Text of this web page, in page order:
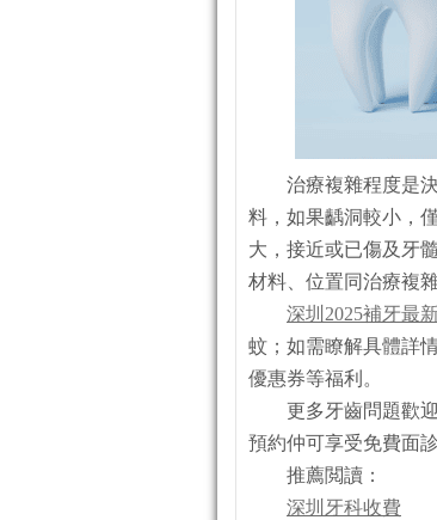
治療複雜程度是
料，如果齲洞較小，
大，接近或已傷及牙
材料、位置同治療複
深圳2025補牙最
蚊；如需瞭解具體詳
優惠券等福利。
更多牙齒問題歡
預約仲可享受免費面
推薦閲讀：
深圳牙科收費